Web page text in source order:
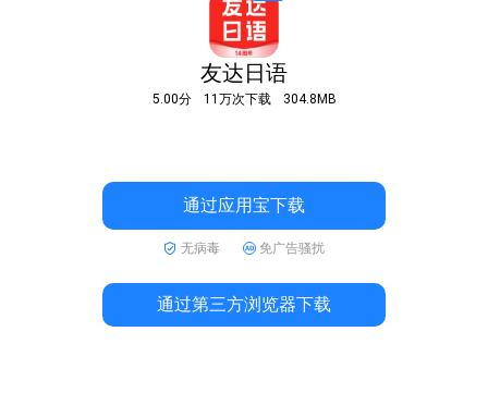
友达日语
5.00分 11万次下载 304.8MB
通过应用宝下载
无病毒 免广告骚扰
通过第三方浏览器下载